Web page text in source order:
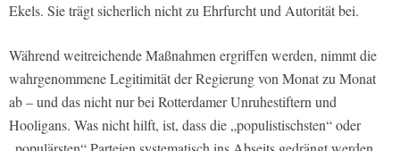
Ekels. Sie trägt sicherlich nicht zu Ehrfurcht und Autorität bei.
Während weitreichende Maßnahmen ergriffen werden, nimmt die
wahrgenommene Legitimität der Regierung von Monat zu Monat
ab – und das nicht nur bei Rotterdamer Unruhestiftern und
Hooligans. Was nicht hilft, ist, dass die „populistischsten“ oder